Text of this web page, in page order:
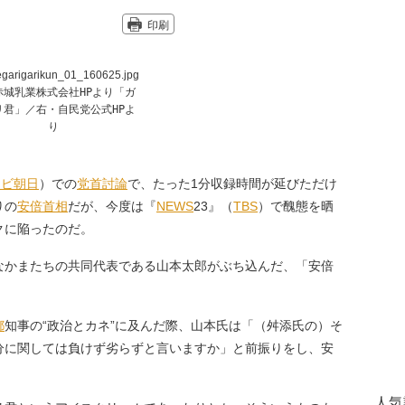
印刷
城乳業株式会社HPより「ガ
君」／右・自民党公式HPよ
り
朝日 ）での党首討論で、たった1分収録時間が延びただけ
の安倍首相だが、今度は『NEWS23』（TBS）で醜態を晒
陥ったのだ。
かまたちの共同代表である山本太郎がぶち込んだ、「安倍
知事の“政治とカネ”に及んだ際、山本氏は「（舛添氏の）そ
関しては負けず劣らずと言いますか」と前振りをし、安